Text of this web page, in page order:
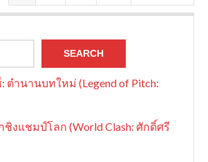
SEARCH
ตำนานบทใหม่ (Legend of Pitch:
งแชมป์โลก (World Clash: ศักดิ์ศรี